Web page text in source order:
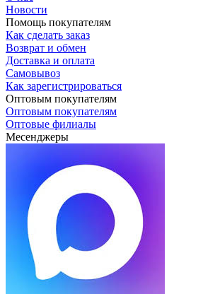
Новости
Помощь покупателям
Как сделать заказ
Возврат и обмен
Доставка и оплата
Самовывоз
Как зарегистрироваться
Оптовым покупателям
Оптовым покупателям
Оптовые филиалы
Месенджеры